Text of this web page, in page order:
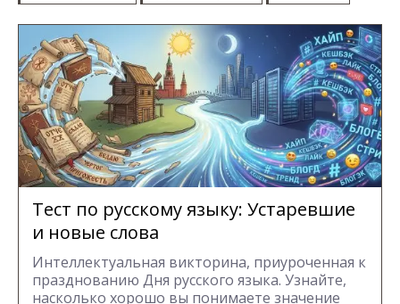
Тест по русскому языку: Устаревшие
и новые слова
Интеллектуальная викторина, приуроченная к
празднованию Дня русского языка. Узнайте,
насколько хорошо вы понимаете значение